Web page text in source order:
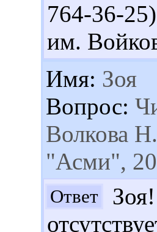
764-36-
им.
Имя: Зоя
Вопрос:
Волкова
"Асми",
Ответ